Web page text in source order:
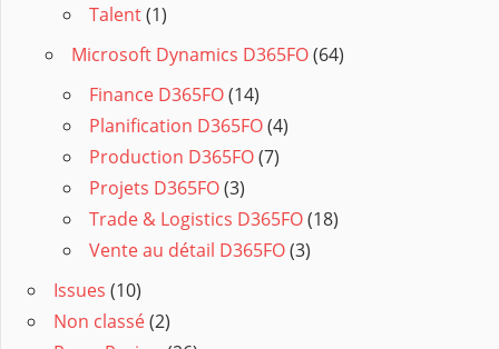
Talent(1)
Microsoft Dynamics D365FO(64)
Finance D365FO(14)
Planification D365FO(4)
Production D365FO(7)
Projets D365FO(3)
Trade & Logistics D365FO(18)
Vente au détail D365FO(3)
Issues (10)
Non classé(2)